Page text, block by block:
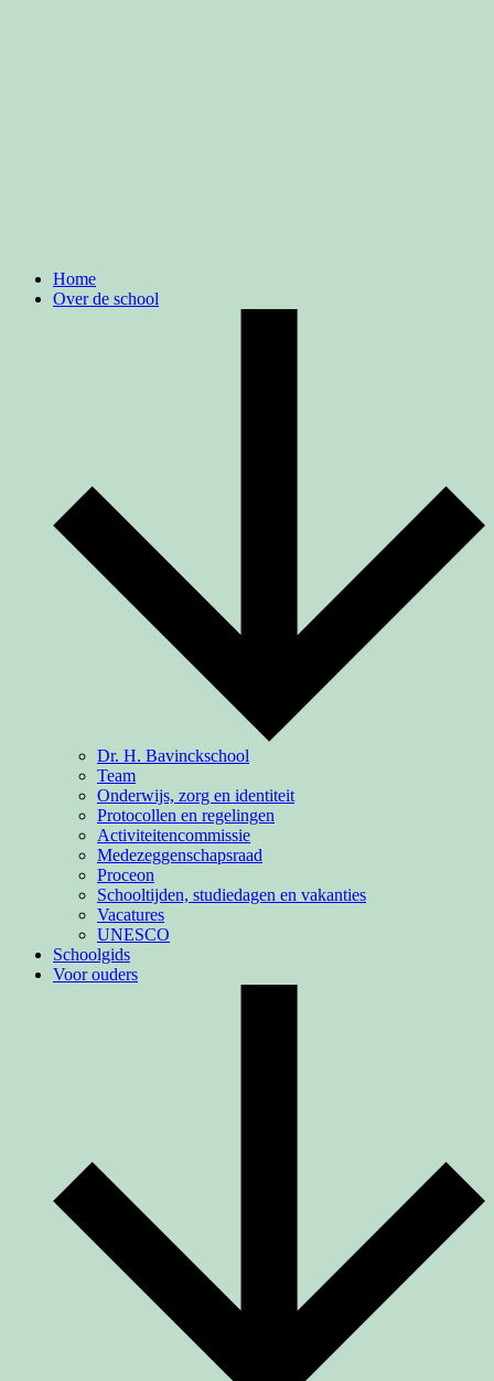
Home
Over de school
Dr. H. Bavinckschool
Team
Onderwijs, zorg en identiteit
Protocollen en regelingen
Activiteiten­commissie
Medezeggenschapsraad
Proceon
Schooltijden, studiedagen en vakanties
Vacatures
UNESCO
Schoolgids
Voor ouders